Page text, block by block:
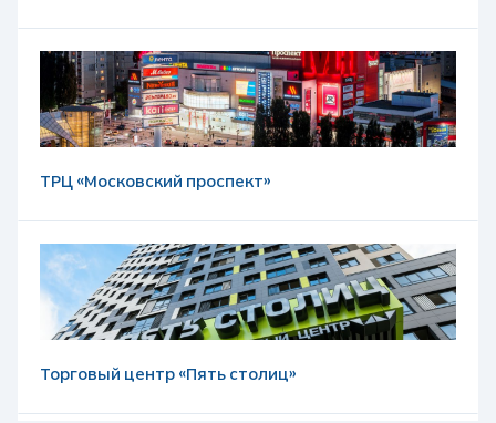
ТРЦ «Московский проспект»
Торговый центр «Пять столиц»